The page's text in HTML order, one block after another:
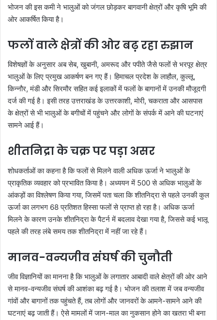
भोजन की इस कमी ने भालुओं को जंगल छोड़कर बागवानी क्षेत्रों और कृषि भूमि की
ओर आकर्षित किया है।
फलों वाले क्षेत्रों की ओर बढ़ रहा रुझान
विशेषज्ञों के अनुसार अब सेब, खुबानी, अमरूद और पपीते जैसे फलों से भरपूर क्षेत्र
भालुओं के लिए प्रमुख आकर्षण बन गए हैं। हिमाचल प्रदेश के लाहौल, कुल्लू,
किन्नौर, मंडी और सिरमौर सहित कई इलाकों में फलों के बागानों में उनकी मौजूदगी
दर्ज की गई है। इसी तरह उत्तराखंड के उत्तरकाशी, मोरी, चकराता और आसपास
के क्षेत्रों से भी भालुओं के बगीचों में पहुंचने और लोगों के संपर्क में आने की घटनाएं
सामने आई हैं।
शीतनिद्रा के चक्र पर पड़ा असर
शोधकर्ताओं का कहना है कि फलों से मिलने वाली अधिक ऊर्जा ने भालुओं के
प्राकृतिक व्यवहार को प्रभावित किया है। अध्ययन में 500 से अधिक भालुओं के
आंकड़ों का विश्लेषण किया गया, जिसमें पता चला कि शीतनिद्रा से पहले उनकी कुल
ऊर्जा का लगभग 68 प्रतिशत हिस्सा फलों से प्राप्त हो रहा है। अधिक ऊर्जा
मिलने के कारण उनके शीतनिद्रा के पैटर्न में बदलाव देखा गया है, जिससे कई भालू
पहले की तरह लंबे समय तक शीतनिद्रा में नहीं जा रहे हैं।
मानव-वन्यजीव संघर्ष की चुनौती
जीव विज्ञानियों का मानना है कि भालुओं के लगातार आबादी वाले क्षेत्रों की ओर आने
से मानव-वन्यजीव संघर्ष की आशंका बढ़ गई है। भोजन की तलाश में जब वन्यजीव
गांवों और बागानों तक पहुंचते हैं, तब लोगों और जानवरों के आमने-सामने आने की
घटनाएं बढ़ जाती हैं। ऐसे मामलों में जान-माल का नुकसान होने का खतरा भी बना